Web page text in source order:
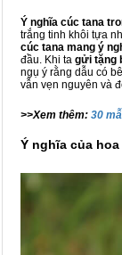
Ý nghĩa cúc tana
trắng tinh khôi tựa
cúc tana mang ý
đầu. Khi ta gửi tặng
ngụ ý rằng dẫu có
vẫn vẹn nguyên và
>>Xem thêm: 30
Ý nghĩa của